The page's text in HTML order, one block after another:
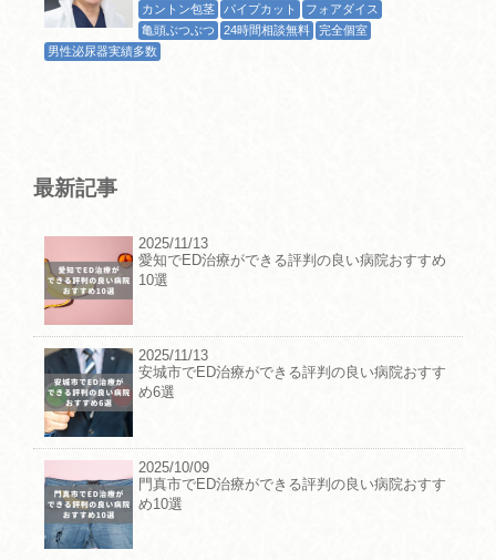
カントン包茎
パイプカット
フォアダイス
亀頭ぶつぶつ
24時間相談無料
完全個室
男性泌尿器実績多数
最新記事
2025/11/13
愛知でED治療ができる評判の良い病院おすすめ
10選
2025/11/13
安城市でED治療ができる評判の良い病院おすす
め6選
2025/10/09
門真市でED治療ができる評判の良い病院おすす
め10選